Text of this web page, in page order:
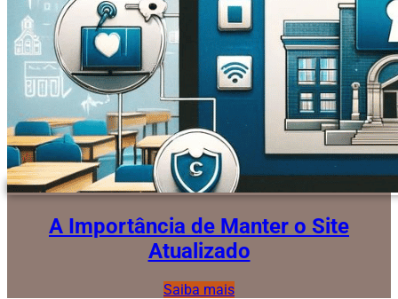
A Importância de Manter o Site
Atualizado
Saiba mais